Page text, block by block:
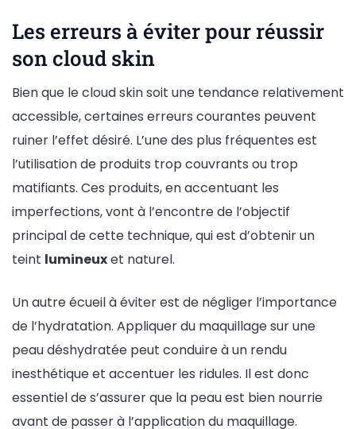
Les erreurs à éviter pour réussir
son cloud skin
Bien que le cloud skin soit une tendance relativement
accessible, certaines erreurs courantes peuvent
ruiner l’effet désiré. L’une des plus fréquentes est
l’utilisation de produits trop couvrants ou trop
matifiants. Ces produits, en accentuant les
imperfections, vont à l’encontre de l’objectif
principal de cette technique, qui est d’obtenir un
teint lumineuxet naturel.
Un autre écueil à éviter est de négliger l’importance
de l’hydratation. Appliquer du maquillage sur une
peau déshydratée peut conduire à un rendu
inesthétique et accentuer les ridules. Il est donc
essentiel de s’assurer que la peau est bien nourrie
avant de passer à l’application du maquillage.